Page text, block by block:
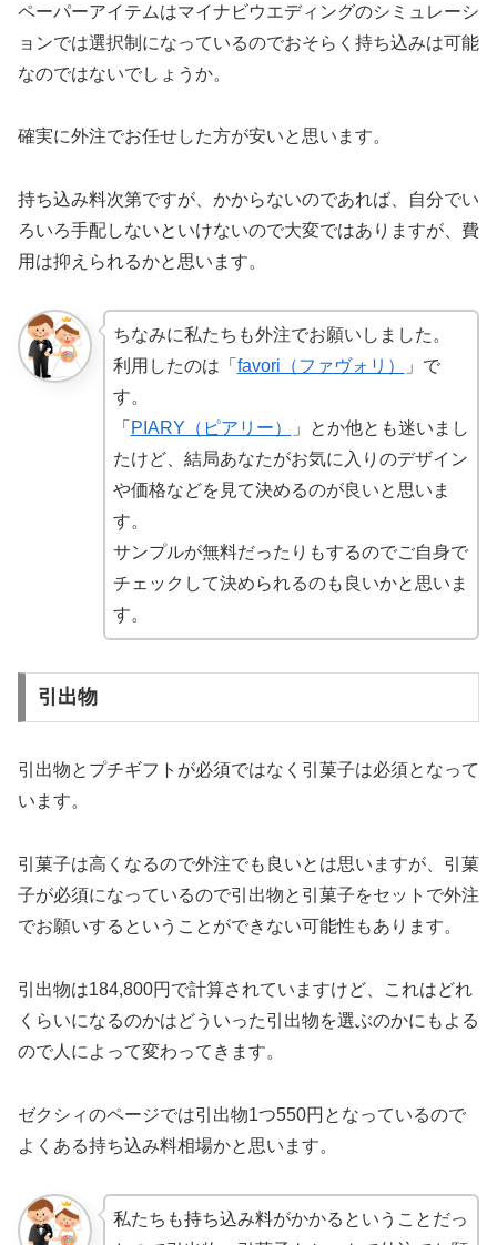
ペーパーアイテムはマイナビウエディングのシミュレーシ
ョンでは選択制になっているのでおそらく持ち込みは可能
なのではないでしょうか。
確実に外注でお任せした方が安いと思います。
持ち込み料次第ですが、かからないのであれば、自分でい
ろいろ手配しないといけないので大変ではありますが、費
用は抑えられるかと思います。
ちなみに私たちも外注でお願いしました。
利用したのは「 favori（ファヴォリ）
」で
す。
「 PIARY（ピアリー）
」とか他とも迷いまし
たけど、結局あなたがお気に入りのデザイン
や価格などを見て決めるのが良いと思いま
す。
サンプルが無料だったりもするのでご自身で
チェックして決められるのも良いかと思いま
す。
引出物
引出物とプチギフトが必須ではなく引菓子は必須となって
います。
引菓子は高くなるので外注でも良いとは思いますが、引菓
子が必須になっているので引出物と引菓子をセットで外注
でお願いするということができない可能性もあります。
引出物は184,800円で計算されていますけど、これはどれ
くらいになるのかはどういった引出物を選ぶのかにもよる
ので人によって変わってきます。
ゼクシィのページでは引出物1つ550円となっているので
よくある持ち込み料相場かと思います。
私たちも持ち込み料がかかるということだっ